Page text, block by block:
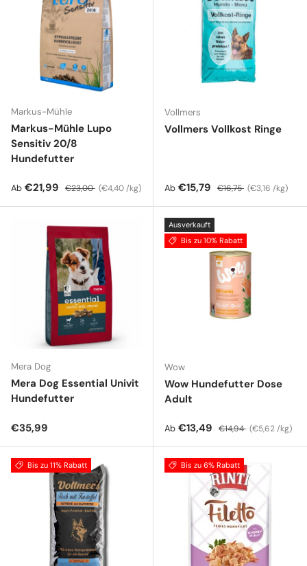
Markus-Mühle
Markus-Mühle Lupo
Sensitiv 20/8
Hundefutter
Verkaufspreis
Ab €21,99 Normaler Preis
€23,00 Grundpreis
€4,40 /kg
Vollmers
Vollmers Vollkost Ringe
Verkaufspreis
Ab €15,79 Normaler Preis
€16,75 Grundpreis
€3,16 /kg
Mera Dog
Mera Dog Essential Univit
Hundefutter
Normaler Preis
€35,99
Ausverkauft
Bis zu 10% Rabatt
Wow
Wow Hundefutter Dose
Adult
Verkaufspreis
Ab €13,49 Normaler Preis
€14,94 Grundpreis
€5,62 /kg
Bis zu 11% Rabatt Bis zu 6% Rabatt